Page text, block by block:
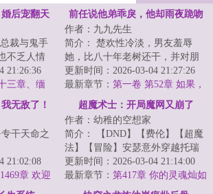
后宠翻天
裁与鬼手
不乏人情
21:26:36
三章、缅
前任说他弟乖戾，他却雨夜跪吻
我
作者：九九先生
简介： 楚欢性冷淡，男友羞辱
她，比八十年老树还干，并对朋
友放话：“随便玩，谁睡成了，我
送他锦...
更新时间：2026-03-04 21:27:26
最新章节： 第一卷 第52章 如果，
我说喜欢楚欢呢？
无敌了！
干天命之
21:02:08
章 欢迎
超魔术士：开局魔网又崩了
作者：幼稚的空想家
简介： 【DND】【费伦】【超魔
法】【冒险】安瑟意外穿越托瑞
尔，魔法女神又双叒叕出事了！
更新时间：2026-03-04 21:14:00
最新章节： 第417章 你的灵魂灿如